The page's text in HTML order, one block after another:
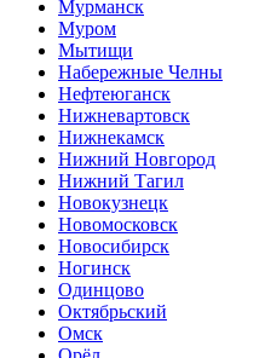
Мурманск
Муром
Мытищи
Набережные Челны
Нефтеюганск
Нижневартовск
Нижнекамск
Нижний Новгород
Нижний Тагил
Новокузнецк
Новомосковск
Новосибирск
Ногинск
Одинцово
Октябрьский
Омск